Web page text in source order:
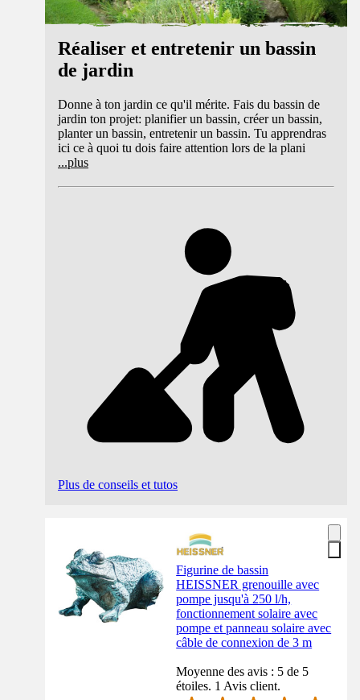
Réaliser et entretenir un bassin
de jardin
Donne à ton jardin ce qu'il mérite. Fais du bassin de
jardin ton projet: planifier un bassin, créer un bassin,
planter un bassin, entretenir un bassin. Tu apprendras
ici ce à quoi tu dois faire attention lors de la plani
...plus
Plus de conseils et tutos
Figurine de bassin
HEISSNER grenouille avec
pompe jusqu'à 250 l/h,
fonctionnement solaire avec
pompe et panneau solaire avec
câble de connexion de 3 m
Moyenne des avis : 5 de 5
étoiles. 1 Avis client.